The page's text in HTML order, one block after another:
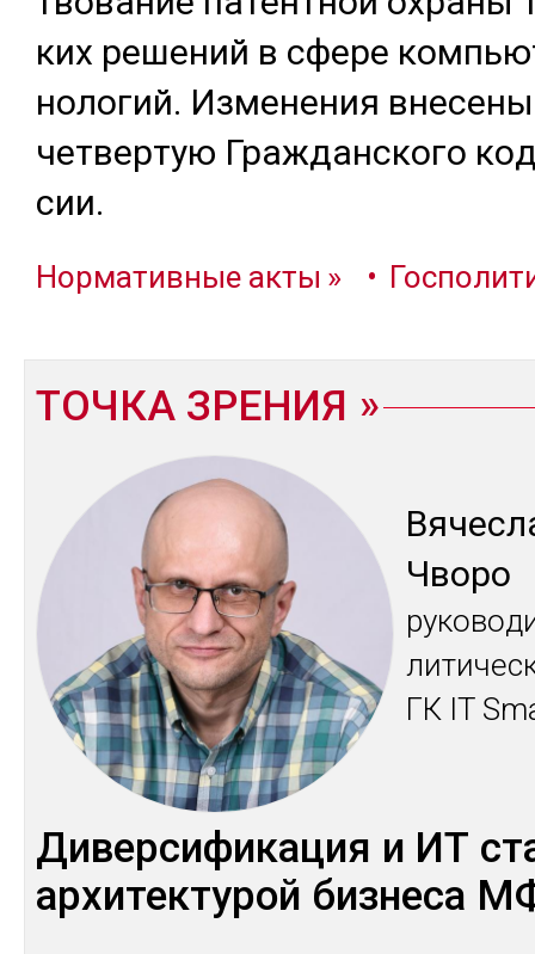
ких ре­шений в сфе­ре
но­логий. Из­ме­нения
чет­вер­тую Граж­дан­ско­го
сии.
Нормативные акты
ТОЧКА ЗРЕНИЯ
Чво­ро
ГК IT
Ди­вер­си­фика­ция и ИТ
ар­хи­тек­ту­рой биз­не­са